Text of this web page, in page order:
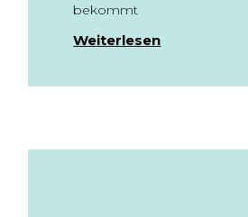
bekommt
Weiterlesen